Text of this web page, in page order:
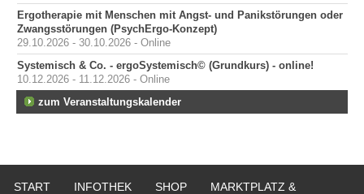
Ergotherapie mit Menschen mit Angst- und Panikstörungen oder
Zwangsstörungen (PsychErgo-Konzept)
29.10.2026 - 30.10.2026 - Online
Systemisch & Co. - ergoSystemisch© (Grundkurs) - online!
10.12.2026 - 11.12.2026 - Online
zum Veranstaltungskalender
START INFOTHEK SHOP
MARKTPLATZ &